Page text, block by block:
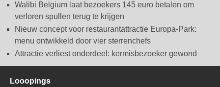
Walibi Belgium laat bezoekers 145 euro betalen om
verloren spullen terug te krijgen
Nieuw concept voor restaurantattractie Europa-Park:
menu ontwikkeld door vier sterrenchefs
Attractie verliest onderdeel: kermisbezoeker gewond
Looopings